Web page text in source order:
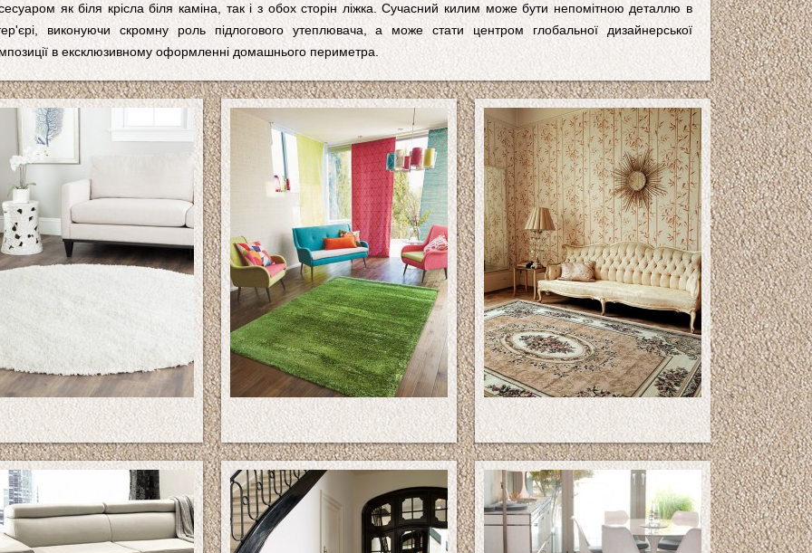
як біля крісла біля каміна, так і з обох сторін ліжка. Сучасний килим може бути непомітною деталлю в
виконуючи скромну роль підлогового утеплювача, а може стати центром глобальної дизайнерської
в ексклюзивному оформленні домашнього периметра.